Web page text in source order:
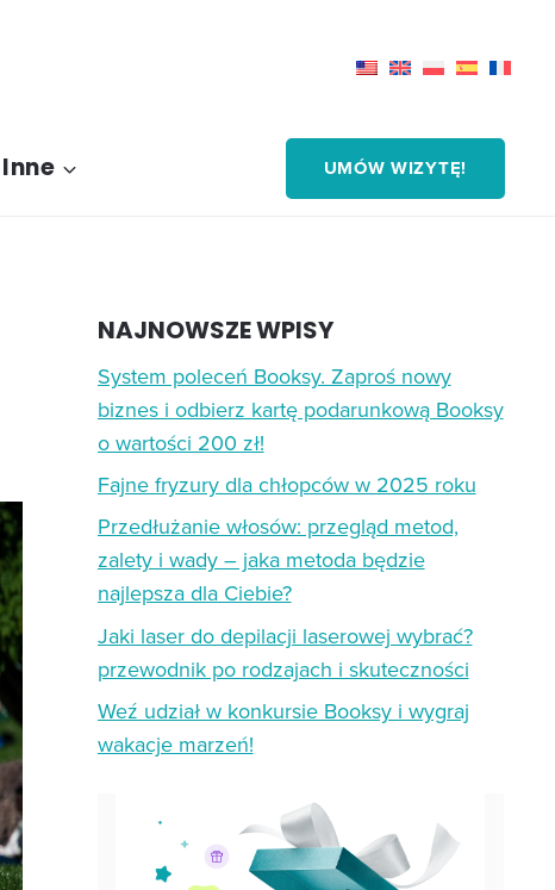
Inne UMÓW WIZYTĘ!
NAJNOWSZE WPISY
System poleceń Booksy. Zaproś nowy
biznes i odbierz kartę podarunkową Booksy
o wartości 200 zł!
Fajne fryzury dla chłopców w 2025 roku
Przedłużanie włosów: przegląd metod,
zalety i wady – jaka metoda będzie
najlepsza dla Ciebie?
Jaki laser do depilacji laserowej wybrać?
przewodnik po rodzajach i skuteczności
Weź udział w konkursie Booksy i wygraj
wakacje marzeń!